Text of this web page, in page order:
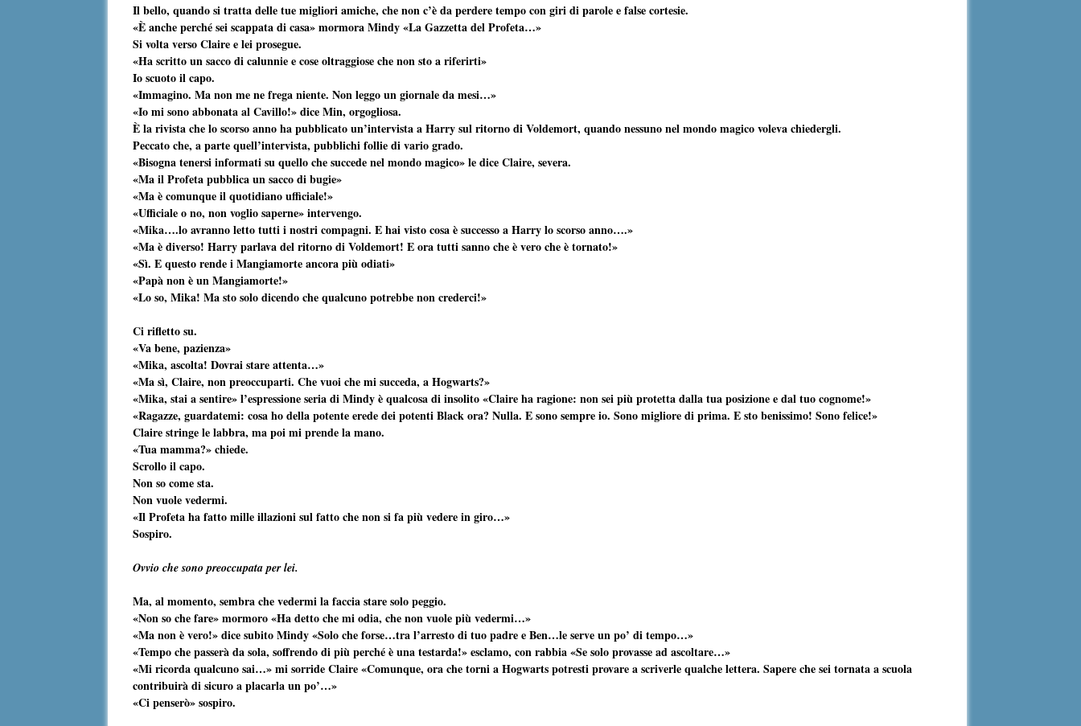
Il bello, quando si tratta delle tue migliori amiche, che non c’è da perdere tempo con giri di parole e false cortesie.
«È anche perché sei scappata di casa» mormora Mindy «La Gazzetta del Profeta…»
Si volta verso Claire e lei prosegue.
«Ha scritto un sacco di calunnie e cose oltraggiose che non sto a riferirti»
Io scuoto il capo.
«Immagino. Ma non me ne frega niente. Non leggo un giornale da mesi…»
«Io mi sono abbonata al Cavillo!» dice Min, orgogliosa.
È la rivista che lo scorso anno ha pubblicato un’intervista a Harry sul ritorno di Voldemort, quando nessuno nel mondo magico voleva chiedergli.
Peccato che, a parte quell’intervista, pubblichi follie di vario grado.
«Bisogna tenersi informati su quello che succede nel mondo magico» le dice Claire, severa.
«Ma il Profeta pubblica un sacco di bugie»
«Ma è comunque il quotidiano ufficiale!»
«Ufficiale o no, non voglio saperne» intervengo.
«Mika….lo avranno letto tutti i nostri compagni. E hai visto cosa è successo a Harry lo scorso anno….»
«Ma è diverso! Harry parlava del ritorno di Voldemort! E ora tutti sanno che è vero che è tornato!»
«Sì. E questo rende i Mangiamorte ancora più odiati»
«Papà non è un Mangiamorte!»
«Lo so, Mika! Ma sto solo dicendo che qualcuno potrebbe non crederci!»
Ci rifletto su.
«Va bene, pazienza»
«Mika, ascolta! Dovrai stare attenta…»
«Ma sì, Claire, non preoccuparti. Che vuoi che mi succeda, a Hogwarts?»
«Mika, stai a sentire» l’espressione seria di Mindy è qualcosa di insolito «Claire ha ragione: non sei più protetta dalla tua posizione e dal tuo cognome!»
«Ragazze, guardatemi: cosa ho della potente erede dei potenti Black ora? Nulla. E sono sempre io. Sono migliore di prima. E sto benissimo! Sono felice!»
Claire stringe le labbra, ma poi mi prende la mano.
«Tua mamma?» chiede.
Scrollo il capo.
Non so come sta.
Non vuole vedermi.
«Il Profeta ha fatto mille illazioni sul fatto che non si fa più vedere in giro…»
Sospiro.
Ovvio che sono preoccupata per lei.
Ma, al momento, sembra che vedermi la faccia stare solo peggio.
«Non so che fare» mormoro «Ha detto che mi odia, che non vuole più vedermi…»
«Ma non è vero!» dice subito Mindy «Solo che forse…tra l’arresto di tuo padre e Ben…le serve un po’ di tempo…»
«Tempo che passerà da sola, soffrendo di più perché è una testarda!» esclamo, con rabbia «Se solo provasse ad ascoltare…»
«Mi ricorda qualcuno sai…» mi sorride Claire «Comunque, ora che torni a Hogwarts potresti provare a scriverle qualche lettera. Sapere che sei tornata a scuola
contribuirà di sicuro a placarla un po’…»
«Ci penserò» sospiro.